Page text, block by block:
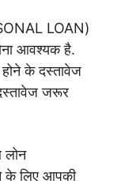
LOAN)
आवश्यक है.
के दस्तावेज
जरूर
लोन
के लिए आपकी